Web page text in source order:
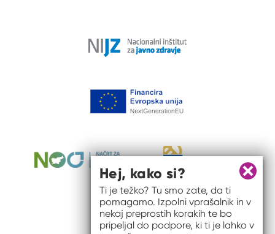
Zapri
Hej, kako si?
Ti je težko? Tu smo zate, da ti
pomagamo. Izpolni vprašalnik in v
nekaj preprostih korakih te bo
pripeljal do podpore, ki ti je lahko v